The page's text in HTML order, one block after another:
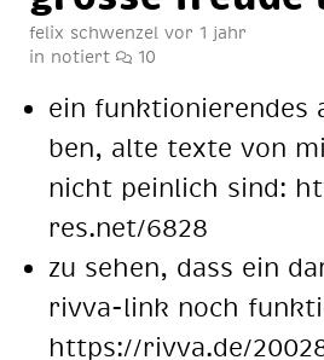
felix schwenzel vor 1 jahr
in notiert 10
ein funk­tio­nie­ren­des
ben, alte tex­te von
nicht pein­lich sind:
res.net/6828
zu se­hen, dass ein
riv­va-link noch
https://riv­va.de/